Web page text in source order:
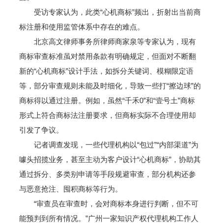
受访专家认为，此类“心机商标”频出，折射出当前商
标注册和使用监管体系中存在的难点。
北京高文律师事务所律师商家泉等专家认为，现有
商标审查标准虽对禁用条款有明确规定，但面对不断翻
新的“心机商标”设计手法，如拆分关键词、模糊限定语
等，部分审查规则未能及时细化，导致一些打“擦边球”的
商标得以通过注册。例如，虽然“千禾0”和“壹号土”商标
形式上符合商标法注册要求，但商标实际不合理使用却
引发了争议。
记者调查发现，一些代理机构以“包过”“内部渠道”为
噱头招揽业务，甚至主动为客户设计“心机商标”，协助其
通过拆分、多类别申请等手段规避审查，部分机构还参
与恶意抢注、囤积商标等行为。
“审查员在审查时，会对商标本身进行判断，但不可
能预判到所有情况。”广州一家知识产权代理机构工作人